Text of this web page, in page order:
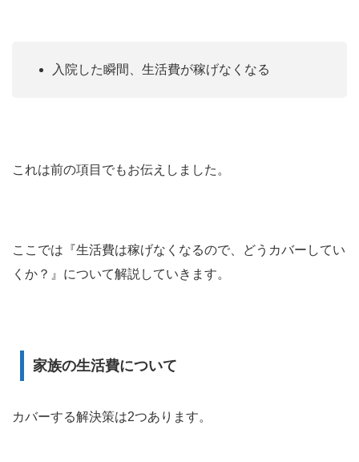
入院した瞬間、生活費が稼げなくなる
これは前の項目でもお伝えしました。
ここでは『生活費は稼げなくなるので、どうカバーしてい
くか？』について解説していきます。
家族の生活費について
カバーする解決策は2つあります。